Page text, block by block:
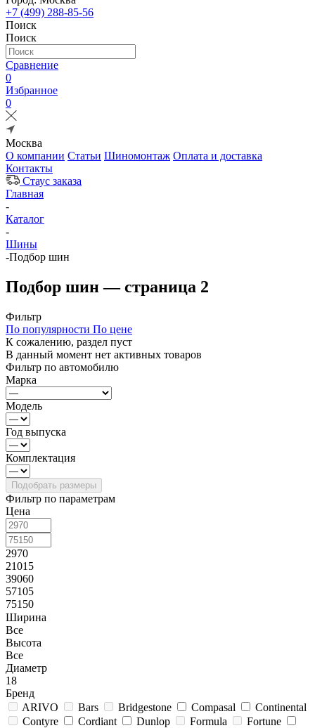
+7 (499) 288-85-56
Поиск
Поиск
Сравнение
0
Избранное
0
Москва
О компании Статьи Шиномонтаж Оплата и доставка
Контакты
Стаус заказа
Главная
-
Каталог
-
Шины
-Подбор шин
Подбор шин — страница 2
Фильтр
По популярности По цене
К сожалению, раздел пуст
В данный момент нет активных товаров
Фильтр по автомобилю
Марка
Модель
Год выпуска
Комплектация
Фильтр по параметрам
Цена
2970
21015
39060
57105
75150
Ширина
Все
Высота
Все
Диаметр
18
Бренд
ARIVO
Bars Bridgestone Compasal
Continental
Contyre
Cordiant Dunlop Formula
Fortune